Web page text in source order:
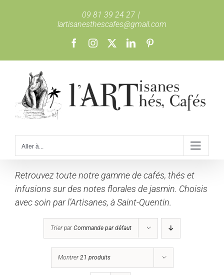
09 81 39 24 27 |
lartisanesthescafes@gmail.com
FacebookInstagram LinkedIn
Aller à...
Retrouvez toute notre gamme de cafés, thés et
infusions sur des notes florales de jasmin. Choisis
avec soin par l’Artisanes, à Saint-Quentin.
Trier parCommande par défaut
Montrer21 produits